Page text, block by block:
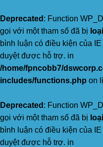
Deprecated : Function
gọi với một tham số đã bị
bình luận có điều kiện của
duyệt được hỗ trợ. in
/home/fpncobb7/
includes/functions.php on
Deprecated : Function
gọi với một tham số đã bị
bình luận có điều kiện của
duyệt được hỗ trợ. in